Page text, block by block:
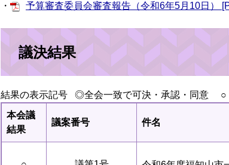
・
予算審査委員会審査報告（令和6年5月10日）
議決結果
結果の表示記号 ◎全会一致で可決・承認・同意
本会議
結果
議案番号 件名